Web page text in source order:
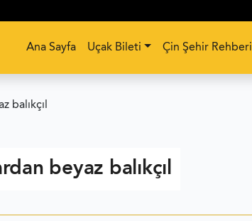
Ana Sayfa Uçak Bileti Çin Şehir Rehberi
balıkçıl
beyaz balıkçıl